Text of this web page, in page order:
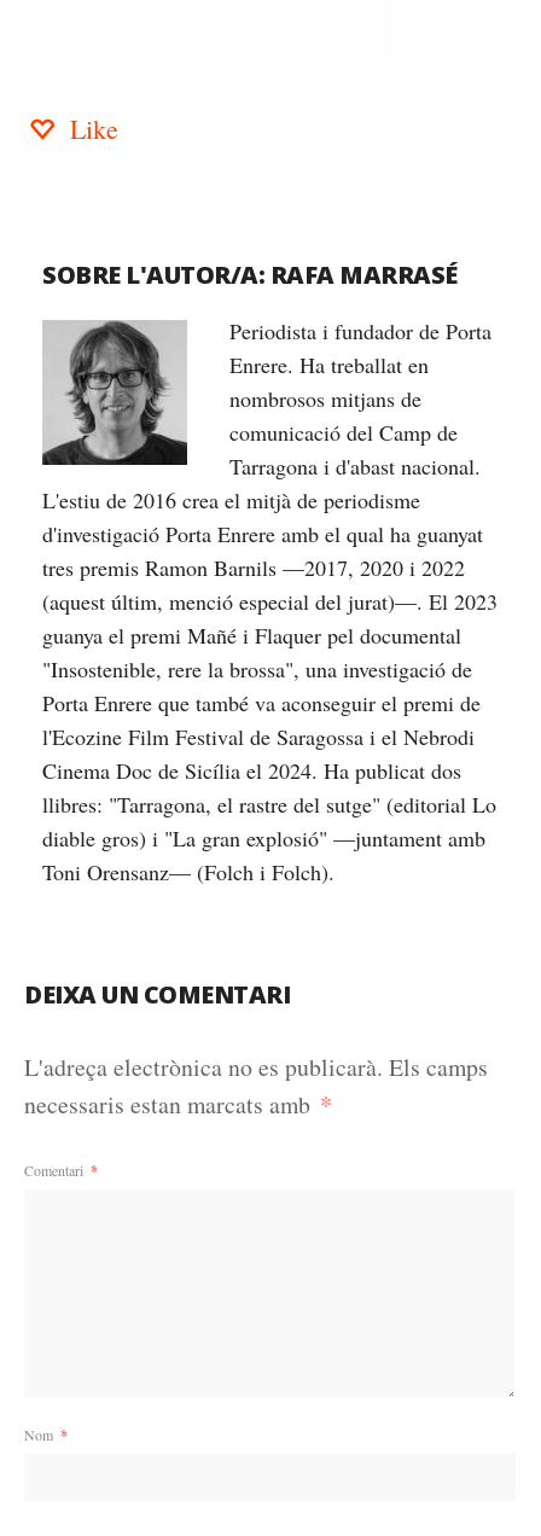
Like
SOBRE L'AUTOR/A: RAFA MARRASÉ
Periodista i fundador de Porta
Enrere. Ha treballat en
nombrosos mitjans de
comunicació del Camp de
Tarragona i d'abast nacional.
L'estiu de 2016 crea el mitjà de periodisme
d'investigació Porta Enrere amb el qual ha guanyat
tres premis Ramon Barnils —2017, 2020 i 2022
(aquest últim, menció especial del jurat)—. El 2023
guanya el premi Mañé i Flaquer pel documental
"Insostenible, rere la brossa", una investigació de
Porta Enrere que també va aconseguir el premi de
l'Ecozine Film Festival de Saragossa i el Nebrodi
Cinema Doc de Sicília el 2024. Ha publicat dos
llibres: "Tarragona, el rastre del sutge" (editorial Lo
diable gros) i "La gran explosió" —juntament amb
Toni Orensanz— (Folch i Folch).
DEIXA UN COMENTARI
L'adreça electrònica no es publicarà. Els camps
necessaris estan marcats amb *
Comentari *
Nom *